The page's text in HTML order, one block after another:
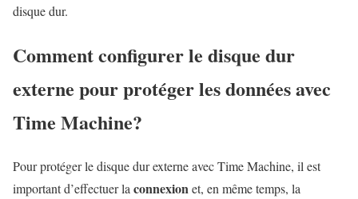
disque dur.
Comment configurer le disque dur
externe pour protéger les données avec
Time Machine?
Pour protéger le disque dur externe avec Time Machine, il est
important d’effectuer la connexion et, en même temps, la